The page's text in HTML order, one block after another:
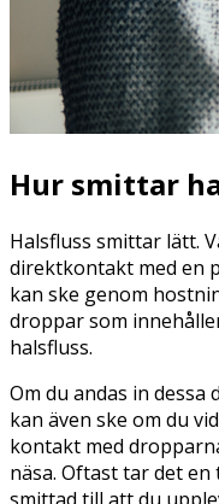
Hur smittar
Halsfluss smittar lätt.
direktkontakt med en
kan ske genom
droppar som
halsfluss.
Om du andas in
kan även ske om du
kontakt med
näsa. Oftast tar det